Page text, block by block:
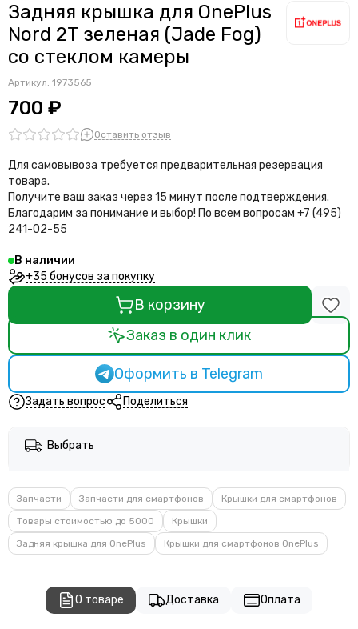
Задняя крышка для OnePlus
Nord 2T зеленая (Jade Fog)
со стеклом камеры
Артикул: 1973565
700 ₽
Оставить отзыв
Для самовывоза требуется предварительная резервация
товара.
Получите ваш заказ через 15 минут после подтверждения.
Благодарим за понимание и выбор! По всем вопросам +7 (495)
241-02-55
В наличии
+35 бонусов за покупку
В корзину
Заказ в один клик
Оформить в Telegram
Задать вопрос Поделиться
Выбрать
Запчасти Запчасти для смартфонов
Крышки для смартфонов
Товары стоимостью до 5000
Крышки
Задняя крышка для OnePlus
Крышки для смартфонов OnePlus
О товаре Доставка Оплата